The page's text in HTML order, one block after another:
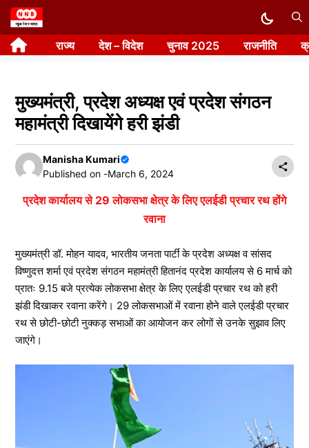
Skip
to
content राज्य देश – विदेश चुनाव 2025 राजनीति
मुख्यमंत्री, प्रदेश अध्यक्ष एवं प्रदेश संगठन
महामंत्री दिखायेंगे हरी झंडी
Manisha Kumari
Published on -March 6, 2024
प्रदेश कार्यालय से 29 लोकसभा क्षेत्र के लिए एलईडी प्रचार रथ होंगे
रवाना
मुख्यमंत्री डॉ. मोहन यादव, भारतीय जनता पार्टी के प्रदेश अध्यक्ष व सांसद
विष्णुदत्त शर्मा एवं प्रदेश संगठन महामंत्री हितानंद प्रदेश कार्यालय से 6 मार्च को
प्रातः 9.15 बजे प्रत्येक लोकसभा क्षेत्र के लिए एलईडी प्रचार रथ को हरी
झंडी दिखाकर रवाना करेंगे। 29 लोकसभाओं में रवाना होने वाले एलईडी प्रचार
रथ से छोटी-छोटी नुक्कड़ सभाओं का आयोजन कर लोगों से उनके सुझाव लिए
जाएंगे।